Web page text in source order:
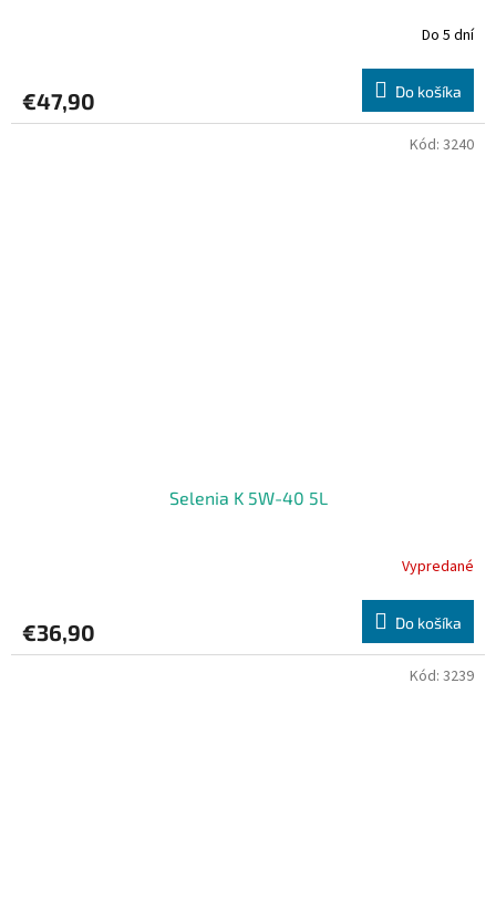
Do 5 dní
€47,90 Do košíka
Selenia K 5W-40 5L
Vypredané
€36,90 Do košíka
Kód: 3240
Kód: 3239